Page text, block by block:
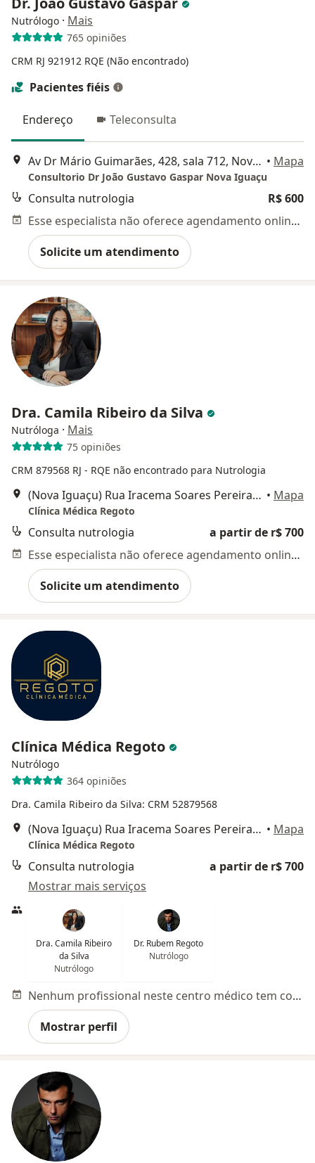
Nutrólogo · Mais
765 opiniões
CRM RJ 921912 RQE (Não encontrado)
Pacientes fiéis
Endereço Teleconsulta
Av Dr Mário Guimarães, 428, sala 712, Nova Iguaçu • Mapa
Consultorio Dr João Gustavo Gaspar Nova Iguaçu
Consulta nutrologia
R$ 600
Esse especialista não oferece agendamento online para esse endereço.
Solicite um atendimento
Dra. Camila Ribeiro da Silva
Nutróloga · Mais
75 opiniões
CRM 879568 RJ - RQE não encontrado para Nutrologia
(Nova Iguaçu) Rua Iracema Soares Pereira Junqueira, n° 85 (sala 707. Edifício Rossi Via Office), Nova Iguaçu • Mapa
Clínica Médica Regoto
Consulta nutrologia
a partir de r$ 700
Esse especialista não oferece agendamento online para esse endereço.
Solicite um atendimento
Clínica Médica Regoto
Nutrólogo
364 opiniões
Dra. Camila Ribeiro da Silva: CRM 52879568
(Nova Iguaçu) Rua Iracema Soares Pereira Junqueira, n° 85 (sala 707. Edifício Rossi Via Office), Nova Iguaçu • Mapa
Clínica Médica Regoto
Consulta nutrologia
a partir de r$ 700
Mostrar mais serviços
Dra. Camila Ribeiro
da Silva
Nutrólogo
Dr. Rubem Regoto
Nutrólogo
Nenhum profissional neste centro médico tem consultas disponíveis
Mostrar perfil